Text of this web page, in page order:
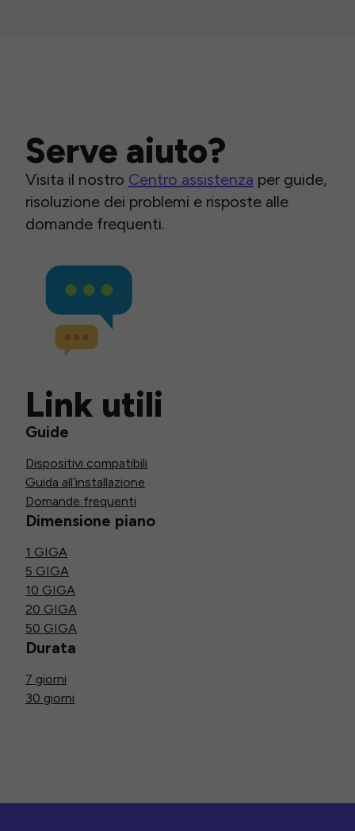
Serve aiuto?
Visita il nostro Centro assistenza per guide,
risoluzione dei problemi e risposte alle
domande frequenti.
Link utili
Guide
Dispositivi compatibili
Guida all’installazione
Domande frequenti
Dimensione piano
1 GIGA
5 GIGA
10 GIGA
20 GIGA
50 GIGA
Durata
7 giorni
30 giorni